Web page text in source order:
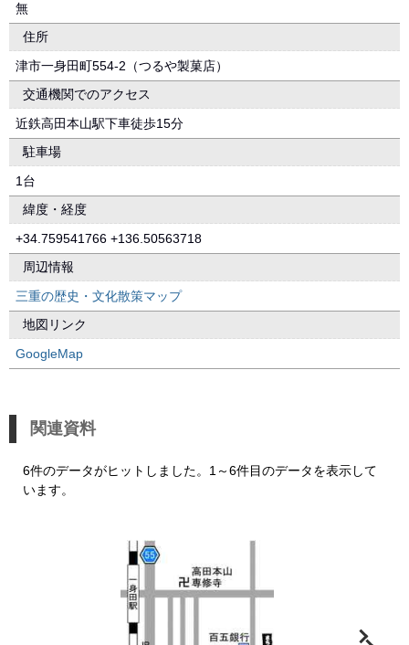
無
住所
津市一身田町554-2（つるや製菓店）
交通機関でのアクセス
近鉄高田本山駅下車徒歩15分
駐車場
1台
緯度・経度
+34.759541766 +136.50563718
周辺情報
三重の歴史・文化散策マップ
地図リンク
GoogleMap
関連資料
6件のデータがヒットしました。1～6件目のデータを表示して
います。